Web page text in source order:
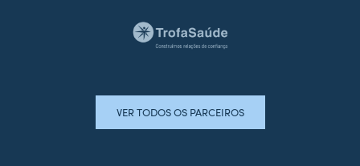
VER TODOS OS PARCEIROS